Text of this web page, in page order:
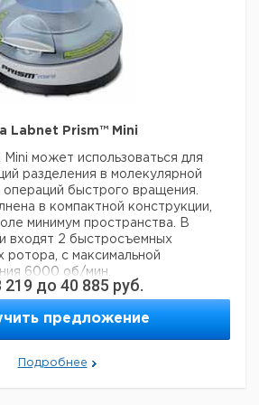
Labnet Prism™ Mini
Mini может использоваться для
разделения в молекулярной
быстрого вращения.
в компактной конструкции,
минимум пространства. В
входят 2 быстросъемных
ротора, с максимальной
6000 об/мин.
и автоматическое открытие
быстрое торможение ротора
процедуры снятия пробы.
Prism Mini не требует
создает воздушный поток
к
219 до 40 885 руб.
предложение
Подробнее